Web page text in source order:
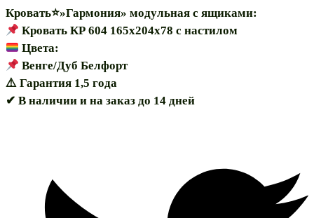
Кровать⭐»Гармония» модульная с ящиками:
Кровать КР 604 165х204х78 с настилом
Цвета:
Венге/Дуб Белфорт
⚠️ Гарантия 1,5 года
✔ В наличии и на заказ до 14 дней